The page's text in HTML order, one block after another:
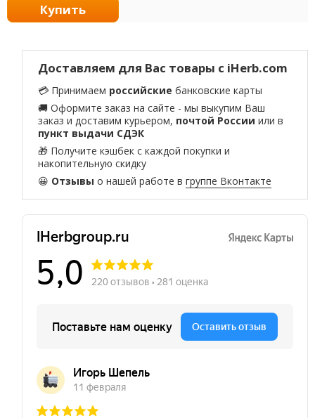
Купить
Доставляем для Вас товары с iHerb.com
💳 Принимаем российские банковские карты
🚚 Оформите заказ на сайте - мы выкупим Ваш
заказ и доставим курьером, почтой России или в
пункт выдачи СДЭК
🎁 Получите кэшбек с каждой покупки и
накопительную скидку
😀 Отзывы о нашей работе вгруппе Вконтакте